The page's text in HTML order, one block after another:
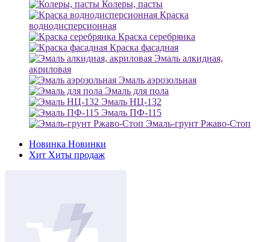
Колеры, пасты
Краска
воднодисперсионная
Краска серебрянка
Краска фасадная
Эмаль алкидная,
акриловая
Эмаль аэрозольная
Эмаль для пола
Эмаль НЦ-132
Эмаль ПФ-115
Эмаль-грунт Ржаво-Стоп
Новинка Новинки
Хит Хиты продаж